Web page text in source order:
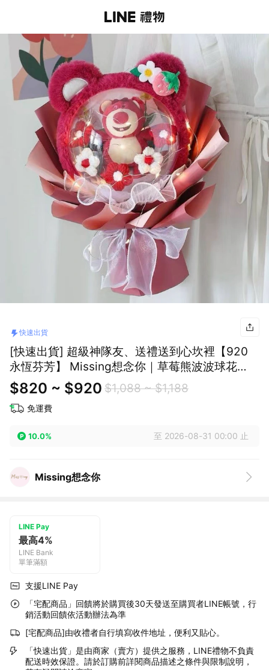
快速出貨
[快速出貨] 超級神隊友、送禮送到心坎裡【920
永恆芬芳】 Missing想念你｜草莓熊波波球花
束：可愛爆擊告白禮，讓心動瞬間定格 (預購)
$820 ~ $920 $1,088 ~ $1,188
免運費
10.0% 至 2026-08-31 00:00 止
Missing想念你
LINE Pay
最高4%
LINE Bank
單筆滿額
支援LINE Pay
「宅配商品」回饋將於購買後30天發送至購買者LINE帳號，行
銷活動回饋依活動辦法為準
[宅配商品]由收禮者自行填寫收件地址，便利又貼心。
「快速出貨」是由商家（賣方）提供之服務，LINE禮物不負責
配送時效保證。請於訂購前詳閱商品描述之條件與限制說明，